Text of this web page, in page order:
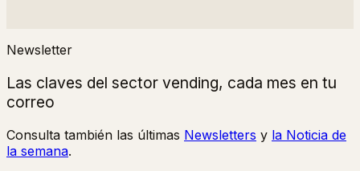
Newsletter
Las claves del sector vending, cada mes en tu
correo
Consulta también las últimas Newsletters y la Noticia de
la semana.